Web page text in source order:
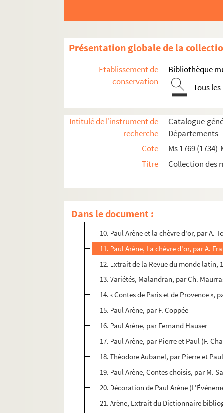
Présentation globale de la
Etablissement de
conservation
Bibliothèque
Tous
Intitulé de l'instrument de
recherche
Catalogue
Départements
Cote
Ms 1769
Titre
Collection des
Dans le document :
Ms 2007 (2) (1873). Copies manuscrites,
Ms 2007 (4) (1873). Copies diverses.
1. Revue dramatique, Reprise de «
2. Revue dramatique, « Jonathan » et «
3. Revue dramatique, « Un homme à
4. Relevé des chroniques d'art
5. « Jonathan », « Miss Bébé », « Le
7. « Paul Arène », par E. Rouvillon
8. « La chèvre d'or », par G. Isambert
9. Causerie littéraire, La chèvre d'or,
10. Paul Arène et la chèvre d'or, par A.
11. Paul Arène, La chèvre d'or, par A.
12. Extrait de la Revue du monde latin,
13. Variétés, Malandran, par Ch.
14. « Contes de Paris et de Provence »,
15. Paul Arène, par F. Coppée
16. Paul Arène, par Fernand Hauser
17. Paul Arène, par Pierre et Paul (F.
18. Théodore Aubanel, par Pierre et
19. Paul Arène, Contes choisis, par M.
20. Décoration de Paul Arène
21. Arène, Extrait du Dictionnaire